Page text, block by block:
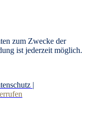
zum Zwecke der
ist jederzeit möglich.
|